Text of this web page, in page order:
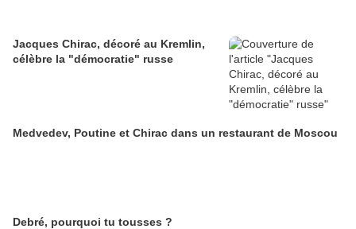
Jacques Chirac, décoré au Kremlin,
célèbre la "démocratie" russe
Medvedev, Poutine et Chirac dans un restaurant de Moscou
Debré, pourquoi tu tousses ?